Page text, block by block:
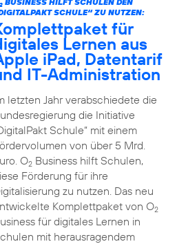
SCHULE“ ZU NUTZEN:
für
Lernen aus
iPad, Datentarif
IT-Administration
letzten Jahr verabschiedete die
die Initiative
Schule“ mit einem
von über 5 Mrd.
O2Business hilft Schulen,
Förderung für ihre
zu nutzen. Das neu
Komplettpaket von O2
für digitales Lernen in
mit herausragendem